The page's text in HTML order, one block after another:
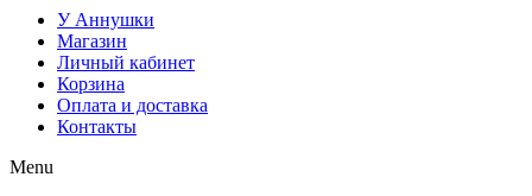
У Аннушки
Магазин
Личный кабинет
Корзина
Оплата и доставка
Контакты
Menu